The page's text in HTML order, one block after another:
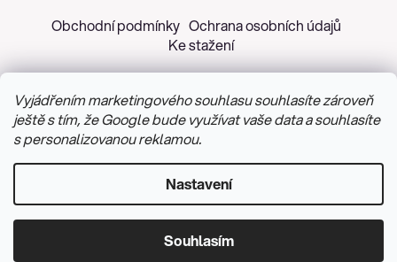
Vyjádřením marketingového souhlasu souhlasíte zároveň
ještě s tím, že Google bude využívat vaše data a souhlasíte
s personalizovanou reklamou.
Nastavení
Souhlasím
Obchodní podmínky Ochrana osobních údajů
Ke stažení
Vytvořil Shoptet&PekneWeby
Upravit nastavení cookies